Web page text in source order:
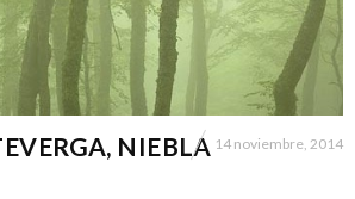
NIEBLA 14 noviembre, 2014